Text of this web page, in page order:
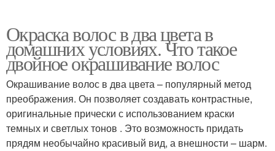
Окраска волос в два цвета в
домашних условиях. Что такое
двойное окрашивание волос
Окрашивание волос в два цвета – популярный метод
преображения. Он позволяет создавать контрастные,
оригинальные прически с использованием краски
темных и светлых тонов . Это возможность придать
прядям необычайно красивый вид, а внешности – шарм.